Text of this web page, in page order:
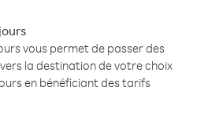
vous permet de passer des
la destination de votre choix
en bénéficiant des tarifs